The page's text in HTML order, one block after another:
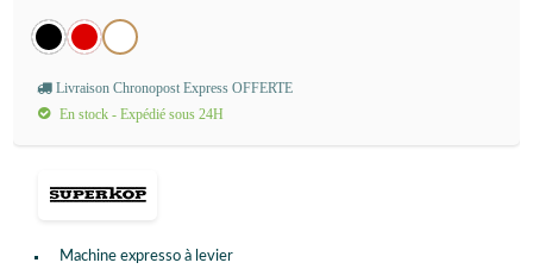
Machine expresso à levier
Livraison Chronopost Express OFFERTE
En stock - Expédié sous 24H